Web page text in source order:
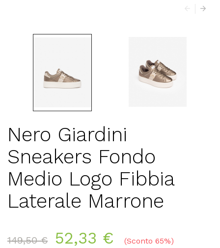
Nero Giardini
Sneakers Fondo
Medio Logo Fibbia
Laterale Marrone
149,50 € 52,33 € Sconto 65%